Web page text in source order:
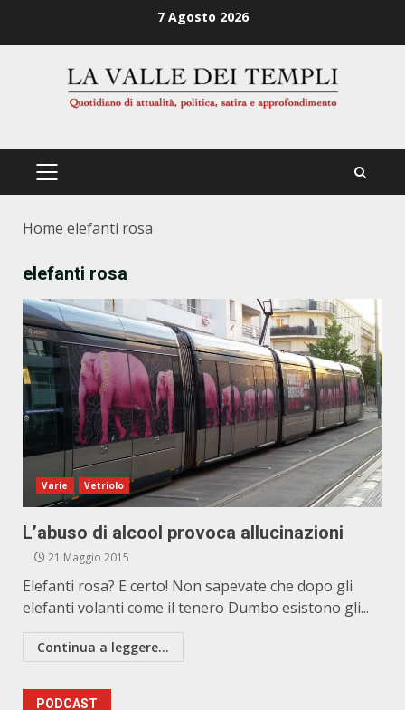
7 Agosto 2026
PRIMÄRES
Home elefanti rosa
elefanti rosa
Varie Vetriolo
L’abuso di alcool provoca allucinazioni
21 Maggio 2015
Elefanti rosa? E certo! Non sapevate che dopo gli
elefanti volanti come il tenero Dumbo esistono gli...
Continua a leggere...
PODCAST